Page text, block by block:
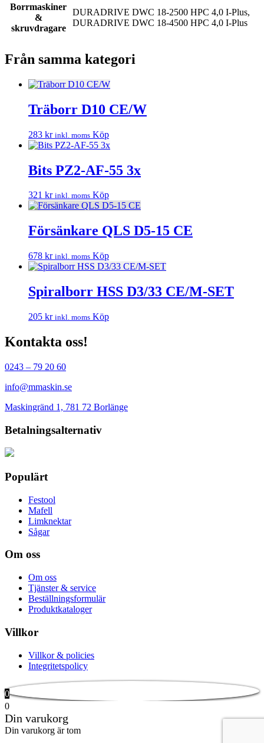
Borrmaskiner
&
skruvdragare
DURADRIVE DWC 18-2500 HPC 4,0 I-Plus,
DURADRIVE DWC 18-4500 HPC 4,0 I-Plus
Från samma kategori
Träborr D10 CE/W
283 kr inkl. moms Köp
Bits PZ2-AF-55 3x
321 kr inkl. moms Köp
Försänkare QLS D5-15 CE
678 kr inkl. moms Köp
Spiralborr HSS D3/33 CE/M-SET
205 kr inkl. moms Köp
Kontakta oss!
0243 – 79 20 60
info@mmaskin.se
Maskingränd 1, 781 72 Borlänge
Betalningsalternativ
Populärt
Festool
Mafell
Limknektar
Sågar
Om oss
Om oss
Tjänster & service
Beställningsformulär
Produktkataloger
Villkor
Villkor & policies
Integritetspolicy
0
0
Din varukorg
Din varukorg är tom